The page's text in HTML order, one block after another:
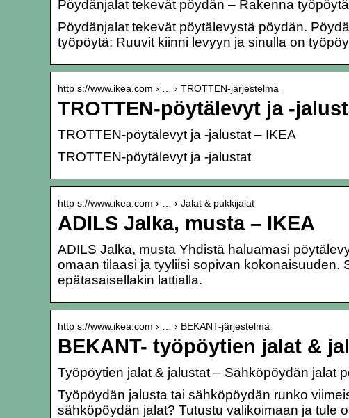
Pöydänjalat tekevät pöydän – Rakenna
Pöydänjalat tekevät pöytälevystä pöydän.
työpöytä: Ruuvit kiinni levyyn ja sinulla on
http s://www.ikea.com › … › TROTTEN-järjestelmä
TROTTEN-pöytälevyt ja -
TROTTEN-pöytälevyt ja -jalustat – IKEA
TROTTEN-pöytälevyt ja -jalustat
http s://www.ikea.com › … › Jalat & pukkijalat
ADILS Jalka, musta – IKEA
ADILS Jalka, musta Yhdistä haluamasi
omaan tilaasi ja tyyliisi sopivan
epätasaisellakin lattialla.
http s://www.ikea.com › … › BEKANT-järjestelmä
BEKANT- työpöytien jalat &
Työpöytien jalat & jalustat – Sähköpöydän jalat
Työpöydän jalusta tai sähköpöydän runko
sähköpöydän jalat? Tutustu valikoimaan ja tule